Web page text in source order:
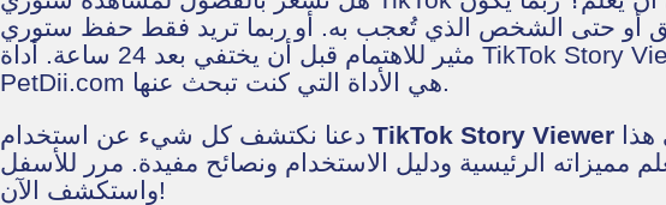
أو حتى الشخص الذي تُعجب به. أو ربما تريد فقط حفظ ستوري
مثير للاهتمام قبل أن يختفي بعد 24 ساعة. أداة TikTok Story Viewer من موقع
PetDii.com هي الأداة التي كنت تبحث عنها.
TikTok Story Viewer
مميزاته الرئيسية ودليل الاستخدام ونصائح مفيدة. مرر للأسفل
واستكشف الآن!